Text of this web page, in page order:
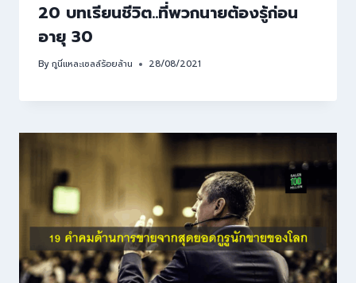
20 บทเรียนชีวิต..ที่พวกนายต้องรู้ก่อน
อายุ 30
Byกูนี่แหละเซลล์ร้อยล้าน 28/08/2021